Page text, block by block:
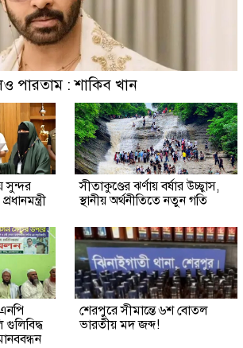
পারতাম : শাকিব খান
সুন্দর
সীতাকুণ্ডের ঝর্ণায় বর্ষার উচ্ছ্বাস,
স্থানীয় অর্থনীতিতে নতুন গতি
শেরপুরে সীমান্তে ৬শ বোতল
ভারতীয় মদ জব্দ!